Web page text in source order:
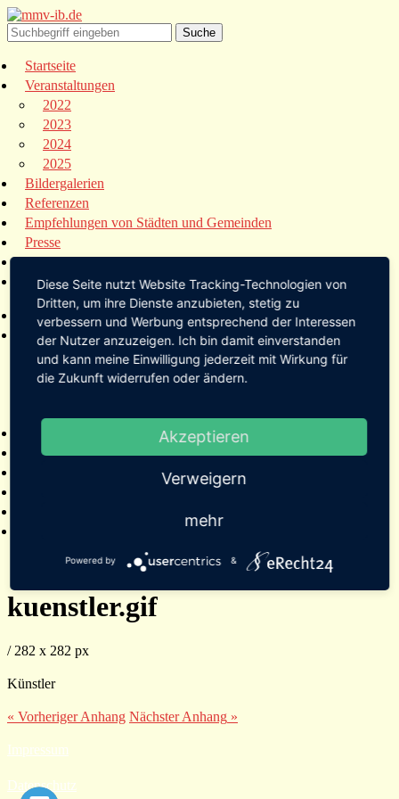
Startseite
Veranstaltungen
2022
2023
2024
2025
Bildergalerien
Referenzen
Empfehlungen von Städten und Gemeinden
Presse
Links
Kontakt
Startseite
Veranstaltungen
2022
2023
Referenzen
Empfehlungen von Städten und Gemeinden
kuenstler.gif
/ 282 x 282 px
Künstler
« VorherigerAnhang NächsterAnhang »
Impressum
Datenschutz
Diese Seite nutzt Website Tracking-Technologien von
Dritten, um ihre Dienste anzubieten, stetig zu
verbessern und Werbung entsprechend der Interessen
der Nutzer anzuzeigen. Ich bin damit einverstanden
und kann meine Einwilligung jederzeit mit Wirkung für
die Zukunft widerrufen oder ändern.
Akzeptieren
Verweigern
mehr
Powered by &